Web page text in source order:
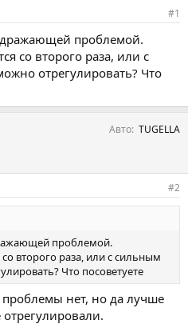
#1
проблемой.
со второго раза, или с
отрегулировать? Что
Авто TUGELLA
#2
проблемой.
второго раза, или с сильным
Что посоветуете
проблемы нет, но да лучше